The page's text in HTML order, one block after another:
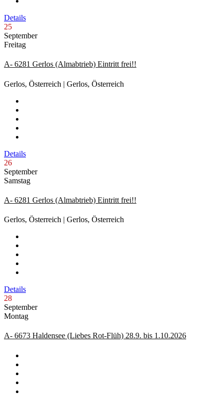
Details
25
September
Freitag
A- 6281 Gerlos (Almabtrieb) Eintritt frei!!
Gerlos, Österreich | Gerlos, Österreich
Details
26
September
Samstag
A- 6281 Gerlos (Almabtrieb) Eintritt frei!!
Gerlos, Österreich | Gerlos, Österreich
Details
28
September
Montag
A- 6673 Haldensee (Liebes Rot-Flüh) 28.9. bis 1.10.2026